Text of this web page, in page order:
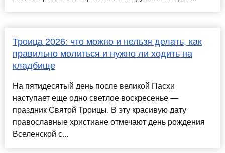
Троица 2026: что можно и нельзя делать, как
правильно молиться и нужно ли ходить на
кладбище
На пятидесятый день после великой Пасхи
наступает еще одно светлое воскресенье —
праздник Святой Троицы. В эту красивую дату
православные христиане отмечают день рождения
Вселенской с...